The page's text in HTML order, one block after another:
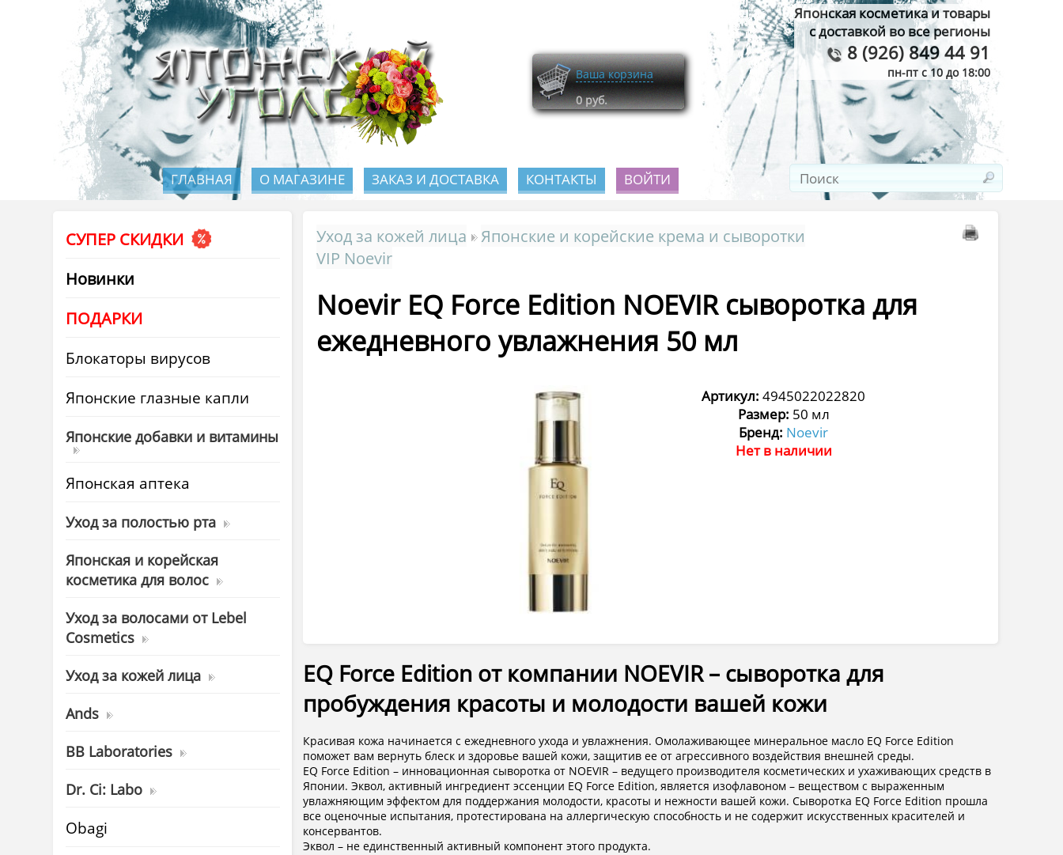
Японская косметика и товары
с доставкой во все регионы
8 (926) 849 44 91
пн-пт с 10 до 18:00
Ваша корзина
0 руб.
ГЛАВНАЯ О МАГАЗИНЕ ЗАКАЗ И ДОСТАВКА КОНТАКТЫ ВОЙТИ
СУПЕР СКИДКИ
Новинки
ПОДАРКИ
Блокаторы вирусов
Японские глазные капли
Японские добавки и витамины
Японская аптека
Уход за полостью рта
Японская и корейская
косметика для волос
Уход за волосами от Lebel
Cosmetics
Уход за кожей лица
Ands
BB Laboratories
Dr. Ci: Labo
Obagi
Уход за кожей лица
Японские и корейские крема и сыворотки
VIP Noevir
Noevir EQ Force Edition NOEVIR сыворотка для
ежедневного увлажнения 50 мл
Артикул: 4945022022820
Размер: 50 мл
Бренд: Noevir
Нет в наличии
EQ Force Edition от компании NOEVIR – сыворотка для
пробуждения красоты и молодости вашей кожи
Красивая кожа начинается с ежедневного ухода и увлажнения. Омолаживающее минеральное масло EQ Force Edition
поможет вам вернуть блеск и здоровье вашей кожи, защитив ее от агрессивного воздействия внешней среды.
EQ Force Edition – инновационная сыворотка от NOEVIR – ведущего производителя косметических и ухаживающих средств в
Японии. Эквол, активный ингредиент эссенции EQ Force Edition, является изофлавоном – веществом с выраженным
увлажняющим эффектом для поддержания молодости, красоты и нежности вашей кожи. Сыворотка EQ Force Edition прошла
все оценочные испытания, протестирована на аллергическую способность и не содержит искусственных красителей и
консервантов.
Эквол – не единственный активный компонент этого продукта.